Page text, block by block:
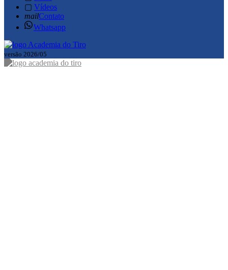
▢ Vídeos
mailContato
Whatsapp
versão 2026/05